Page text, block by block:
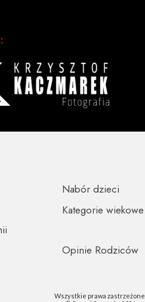
Wszystkie prawa zastrzeżone
Opinie Rodziców
Nabór dzieci
Kategorie wiekowe